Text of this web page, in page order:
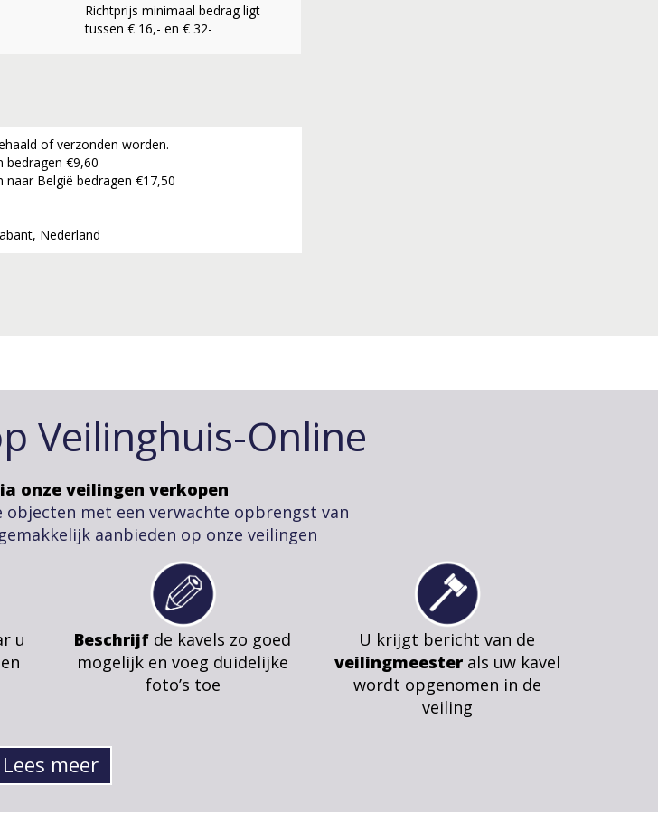
Richtprijs minimaal bedrag ligt
tussen € 16,- en € 32-
of verzonden worden.
bedragen €9,60
naar België bedragen €17,50
Nederland
Veilinghuis-Online
onze veilingen verkopen
objecten met een verwachte opbrengst van
aanbieden op onze veilingen
u
Beschrijf de kavels zo goed
mogelijk en voeg duidelijke
foto’s toe
U krijgt bericht van de
veilingmeesterals uw kavel
wordt opgenomen in de
veiling
Lees meer